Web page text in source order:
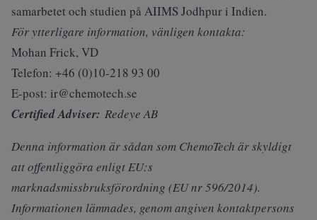
samarbetet och studien på AIIMS Jodhpur i Indien.
För ytterligare information, vänligen kontakta:
Mohan Frick, VD
Telefon: +46 (0)10-218 93 00
E-post: ir@chemotech.se
Certified Adviser: Redeye AB
Denna information är sådan som ChemoTech är skyldigt
att offentliggöra enligt EU:s
marknadsmissbruksförordning (EU nr 596/2014).
Informationen lämnades, genom angiven kontaktpersons